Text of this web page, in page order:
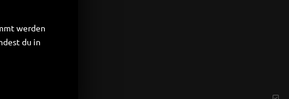
werden
du in